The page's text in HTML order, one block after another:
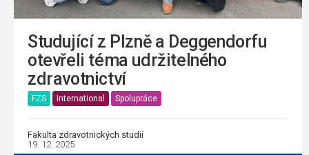
Studující z Plzně a Deggendorfu
otevřeli téma udržitelného
zdravotnictví
FZS International Spolupráce
Fakulta zdravotnických studií
19. 12. 2025